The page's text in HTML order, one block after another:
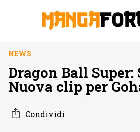
NEWS
Dragon Ball Super:
Nuova clip per
Condividi